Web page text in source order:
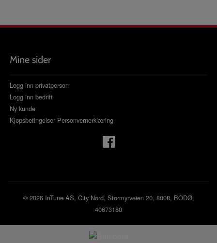
Mine sider
Logg inn privatperson
Logg inn bedrift
Ny kunde
Kjøpsbetingelser Personvernerklæring
© 2026 InTune AS, City Nord, Stormyrveien 20, 8008, BODØ,
40673180